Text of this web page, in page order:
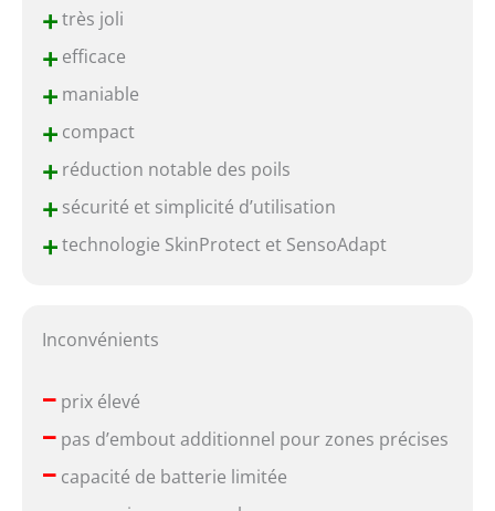
+très joli
+efficace
+maniable
+compact
+réduction notable des poils
+sécurité et simplicité d’utilisation
+technologie SkinProtect et SensoAdapt
Inconvénients
–prix élevé
–pas d’embout additionnel pour zones précises
–capacité de batterie limitée